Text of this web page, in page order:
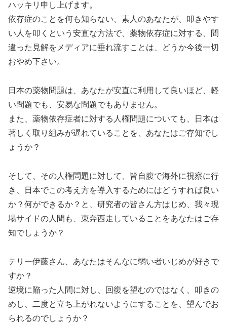
ハッキリ申し上げます。
依存症のことを何も知らない、素人のあなたが、叩きやす
い人を叩くという安直な方法で、薬物依存症に対する、間
違った見解をメディアに垂れ流すことは、どうか今後一切
おやめ下さい。
日本の薬物問題は、あなたが安直に利用して良いほど、軽
い問題でも、安易な問題でもありません。
また、薬物依存症者に対する人権問題についても、日本は
著しく取り組みが遅れていることを、あなたはご存知でし
ょうか？
そして、その人権問題に対して、皆自腹で海外に視察に行
き、日本でこの考え方を導入するためにはどうすれば良い
か？何ができるか？と、研究者の皆さん方はじめ、我々現
場サイドの人間も、東奔西走していることをあなたはご存
知でしょうか？
テリー伊藤さん、あなたはそんなに弱い者いじめが好きで
すか？
逆境に陥った人間に対し、回復を望むのではなく、叩きの
めし、二度と立ち上がれないようにすることを、望んでお
られるのでしょうか？